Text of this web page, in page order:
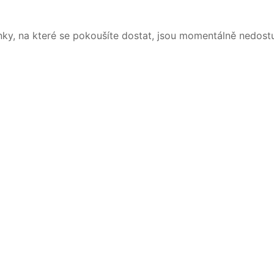
na které se pokoušíte dostat, jsou momentálně